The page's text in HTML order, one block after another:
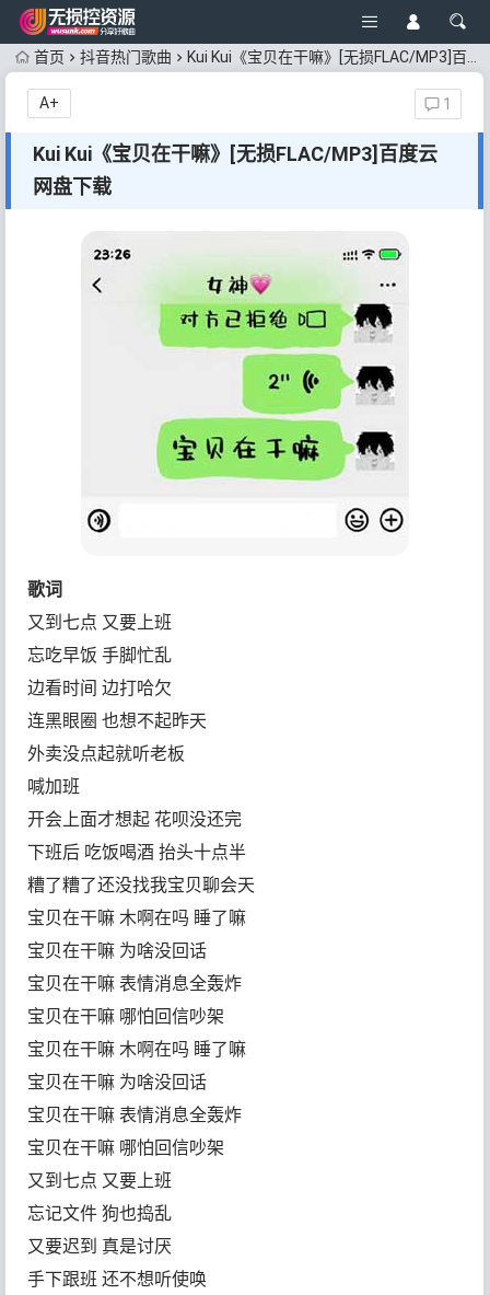
首页 抖音热门歌曲 Kui Kui《宝贝在干嘛》[无损FLAC/MP3]百度云网盘下载
Kui Kui《宝贝在干嘛》[无损FLAC/MP3]百度云
网盘下载
1
A+
歌词
又到七点 又要上班
忘吃早饭 手脚忙乱
边看时间 边打哈欠
连黑眼圈 也想不起昨天
外卖没点起就听老板
喊加班
开会上面才想起 花呗没还完
下班后 吃饭喝酒 抬头十点半
糟了糟了还没找我宝贝聊会天
宝贝在干嘛 木啊在吗 睡了嘛
宝贝在干嘛 为啥没回话
宝贝在干嘛 表情消息全轰炸
宝贝在干嘛 哪怕回信吵架
宝贝在干嘛 木啊在吗 睡了嘛
宝贝在干嘛 为啥没回话
宝贝在干嘛 表情消息全轰炸
宝贝在干嘛 哪怕回信吵架
又到七点 又要上班
忘记文件 狗也捣乱
又要迟到 真是讨厌
手下跟班 还不想听使唤